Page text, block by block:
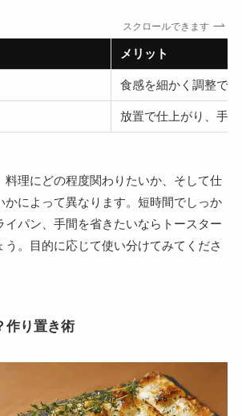
スクロールできます
メリット
食感を細かく調整で
放置で仕上がり、手軽
料理にどの程度関わりたいか、そして仕
かによって異なります。短時間でしっか
イパン、手間を省きたいならトースター
う。目的に応じて使い分けてみてくださ
作り置き術